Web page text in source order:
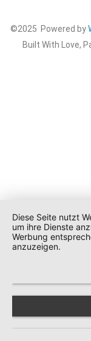
©2025 Powered by
Built With Love,
Diese Seite nutzt
um ihre Dienste
Werbung
anzuzeigen.